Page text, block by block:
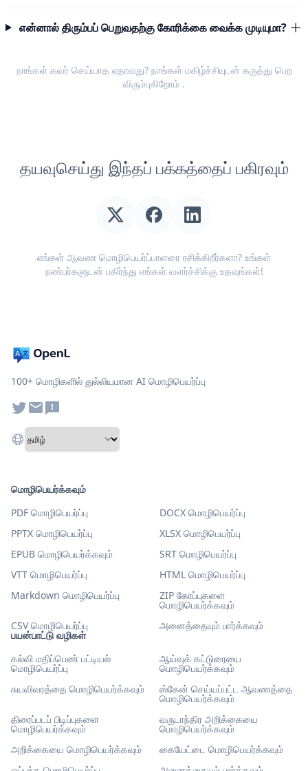
என்னால் திரும்பப் பெறுவதற்கு கோரிக்கை வைக்க முடியுமா?
நாங்கள் கவர் செய்யாத ஏதாவது? நாங்கள் மகிழ்ச்சியுடன் கருத்து பெற
விரும்புகிறோம் .
தயவுசெய்து இந்தப் பக்கத்தைப் பகிரவும்
எங்கள் ஆவண மொழிபெயர்ப்பாளரை ரசிக்கிறீர்களா? உங்கள்
நண்பர்களுடன் பகிர்ந்து எங்கள் வளர்ச்சிக்கு உதவுங்கள்!
100+ மொழிகளில் துல்லியமான AI மொழிபெயர்ப்பு
பயன்பாட்டு வழிகள்
கல்வி மதிப்பெண் பட்டியல்
மொழிபெயர்ப்பு
ஆய்வுக் கட்டுரையை
மொழிபெயர்க்கவும்
சுயவிவரத்தை மொழிபெயர்க்கவும்
ஸ்கேன் செய்யப்பட்ட ஆவணத்தை
மொழிபெயர்க்கவும்
திரைப்படப் பிடிப்புகளை
மொழிபெயர்க்கவும்
வருடாந்திர அறிக்கையை
மொழிபெயர்க்கவும்
அறிக்கையை மொழிபெயர்க்கவும்
கையேட்டை மொழிபெயர்க்கவும்
மொழிபெயர்க்கவும்
PDF மொழிபெயர்ப்பு
DOCX மொழிபெயர்ப்பு
PPTX மொழிபெயர்ப்பு
XLSX மொழிபெயர்ப்பு
EPUB மொழிபெயர்க்கவும்
SRT மொழிபெயர்ப்பு
VTT மொழிபெயர்ப்பு
HTML மொழிபெயர்ப்பு
Markdown மொழிபெயர்ப்பு
ZIP கோப்புகளை
மொழிபெயர்க்கவும்
CSV மொழிபெயர்ப்பு
அனைத்தையும் பார்க்கவும்